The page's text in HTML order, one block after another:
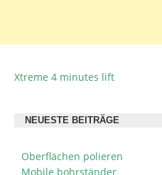
BEITRAGSNAVIGATION
Xtreme 4 minutes lift
NEUESTE BEITRÄGE
Oberflächen polieren
Mobile bohrständer